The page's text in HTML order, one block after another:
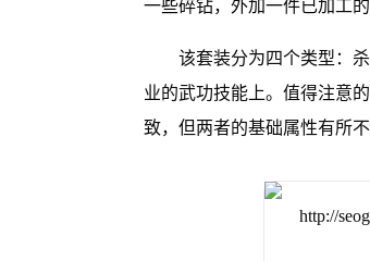
一些碎钻，外加一件已加工的
该套装分为四个类型：
业的武功技能上。值得注意
致，但两者的基础属性有所不